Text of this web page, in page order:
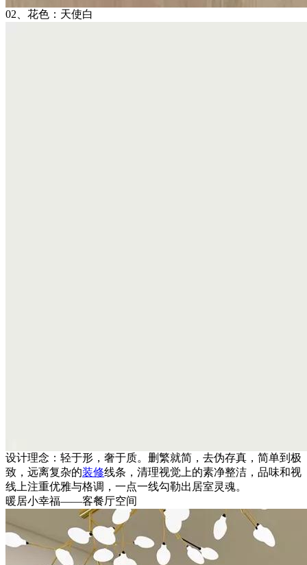
02、花色：天使白
设计理念：轻于形，奢于质。删繁就简，去伪存真，简单到极
致，远离复杂的装修线条，清理视觉上的素净整洁，品味和视
线上注重优雅与格调，一点一线勾勒出居室灵魂。
暖居小幸福——客餐厅空间